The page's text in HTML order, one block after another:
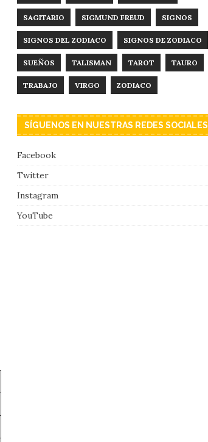
SAGITARIO SIGMUND FREUD SIGNOS
SIGNOS DEL ZODIACO SIGNOS DE ZODIACO
SUEÑOS TALISMAN TAROT TAURO
TRABAJO VIRGO ZODIACO
SÍGUENOS EN NUESTRAS REDES SOCIALES
Facebook
Twitter
Instagram
YouTube